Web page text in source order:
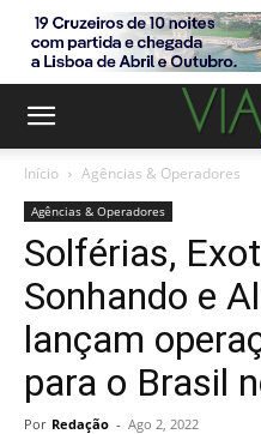
Início Agências & Operadores
Agências & Operadores
Solférias,
Sonhando e
lançam
para o Brasil
Por Redação - Ago 2, 2022